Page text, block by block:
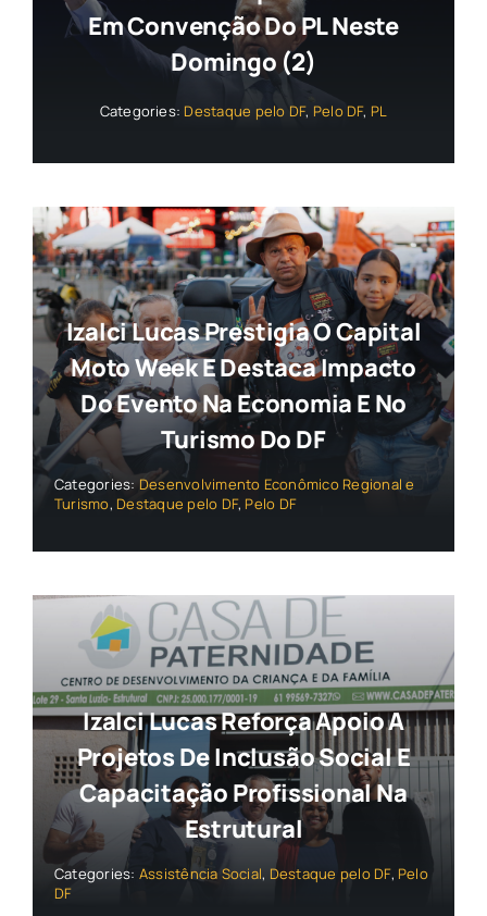
Em Convenção Do PL Neste
Domingo (2)
Categories: Destaque pelo DF, Pelo DF, PL
Izalci Lucas Prestigia O Capital
Moto Week E Destaca Impacto
Do Evento Na Economia E No
Turismo Do DF
Categories: Desenvolvimento Econômico Regional e
Turismo, Destaque pelo DF, Pelo DF
Izalci Lucas Reforça Apoio A
Projetos De Inclusão Social E
Capacitação Profissional Na
Estrutural
Categories: Assistência Social, Destaque pelo DF, Pelo
DF